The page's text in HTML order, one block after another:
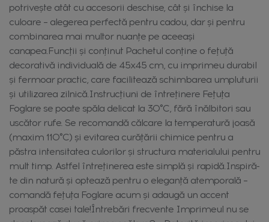
potrivește atât cu accesorii deschise, cât și închise la
culoare – alegerea perfectă pentru cadou, dar și pentru
combinarea mai multor nuanțe pe aceeași
canapea.Funcții și conținut Pachetul conține o fețuță
decorativă individuală de 45x45 cm, cu imprimeu durabil
și fermoar practic, care facilitează schimbarea umpluturii
și utilizarea zilnică.Instrucțiuni de întreținere Fețuța
Foglare se poate spăla delicat la 30°C, fără înălbitori sau
uscător rufe. Se recomandă călcare la temperatură joasă
(maxim 110°C) și evitarea curățării chimice pentru a
păstra intensitatea culorilor și structura materialului pentru
mult timp. Astfel întreținerea este simplă și rapidă.Inspiră-
te din natură și optează pentru o eleganță atemporală –
comandă fețuța Foglare acum și adaugă un accent
proaspăt casei tale!Întrebări frecvente Imprimeul nu se